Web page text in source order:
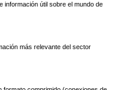
información útil sobre el mundo de
más relevante del sector